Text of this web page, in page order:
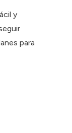
y
para